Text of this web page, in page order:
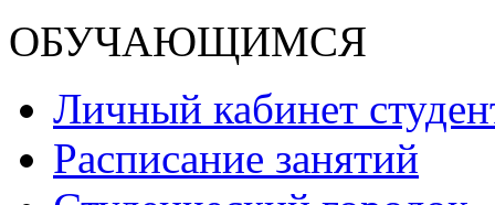
ОБУЧАЮЩИМСЯ
Личный кабинет
Расписание занятий